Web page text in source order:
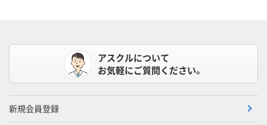
アスクルについて
お気軽にご質問ください。
新規会員登録